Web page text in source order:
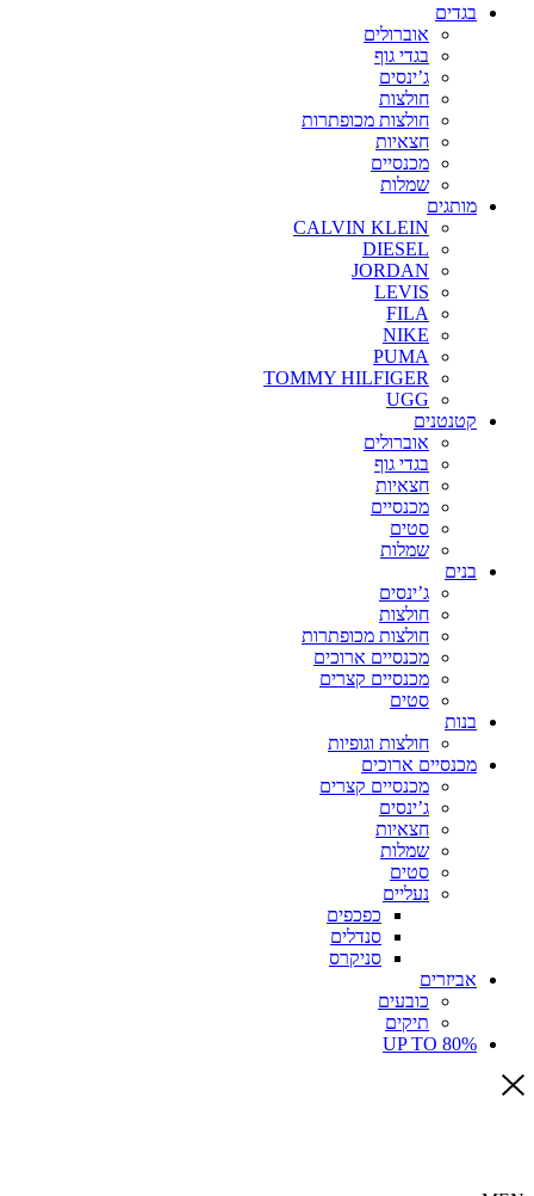
בגדים
אוברולים
בגדי גוף
ג’ינסים
חולצות
חולצות מכופתרות
חצאיות
מכנסיים
שמלות
מותגים
CALVIN KLEIN
DIESEL
JORDAN
LEVIS
FILA
NIKE
PUMA
TOMMY HILFIGER
UGG
קטנטנים
אוברולים
בגדי גוף
חצאיות
מכנסיים
סטים
שמלות
בנים
ג’ינסים
חולצות
חולצות מכופתרות
מכנסיים ארוכים
מכנסיים קצרים
סטים
בנות
חולצות וגופיות
מכנסיים ארוכים
מכנסיים קצרים
ג’ינסים
חצאיות
שמלות
סטים
נעליים
כפכפים
סנדלים
סניקרס
אביזרים
כובעים
תיקים
UP TO 80%